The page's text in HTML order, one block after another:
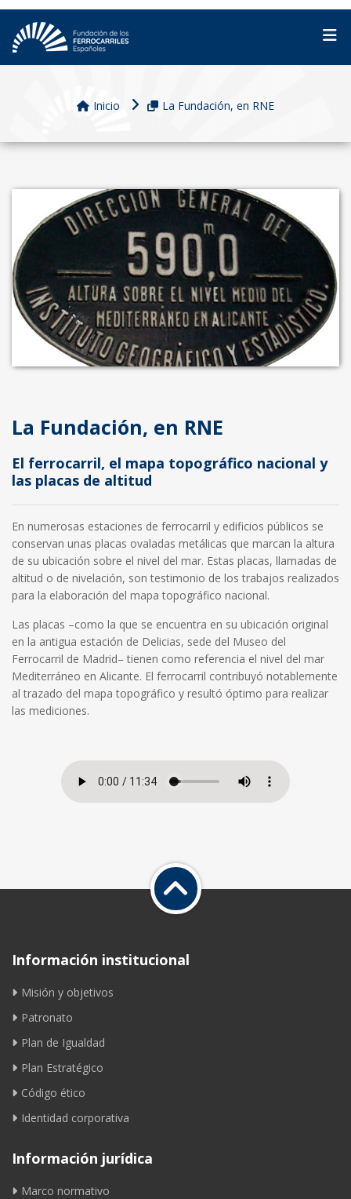
Inicio La Fundación, en RNE
La Fundación, en RNE
El ferrocarril, el mapa topográfico nacional y
las placas de altitud
En numerosas estaciones de ferrocarril y edificios públicos se
conservan unas placas ovaladas metálicas que marcan la altura
de su ubicación sobre el nivel del mar. Estas placas, llamadas de
altitud o de nivelación, son testimonio de los trabajos realizados
para la elaboración del mapa topográfico nacional.
Las placas –como la que se encuentra en su ubicación original
en la antigua estación de Delicias, sede del Museo del
Ferrocarril de Madrid– tienen como referencia el nivel del mar
Mediterráneo en Alicante. El ferrocarril contribuyó notablemente
al trazado del mapa topográfico y resultó óptimo para realizar
las mediciones.
Información institucional
Misión y objetivos
Patronato
Plan de Igualdad
Plan Estratégico
Código ético
Identidad corporativa
Información jurídica
Marco normativo